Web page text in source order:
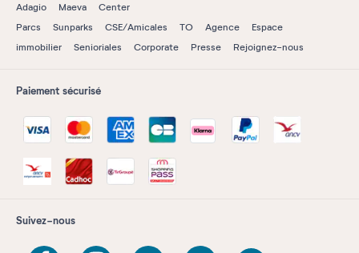
Adagio Maeva
Center
Parcs
Sunparks CSE/Amicales TO Agence
Espace
immobilier
Senioriales Corporate Presse Rejoignez-nous
Paiement sécurisé
Suivez-nous